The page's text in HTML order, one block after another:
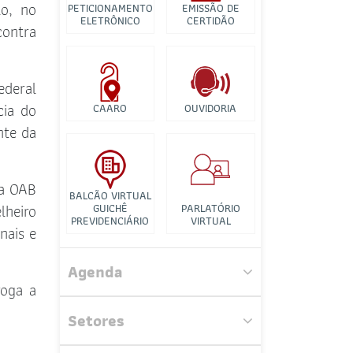
Banco de Imagens
Tutorial para
no
do
da
OAB
e
a
PETICIONAMENTO
ELETRÔNICO
EMISSÃO DE
CERTIDÃO
CAARO OUVIDORIA
BALCÃO VIRTUAL
GUICHÊ
PREVIDENCIÁRIO
PARLATÓRIO
VIRTUAL
Agenda
Setores
Comissão de Estudos